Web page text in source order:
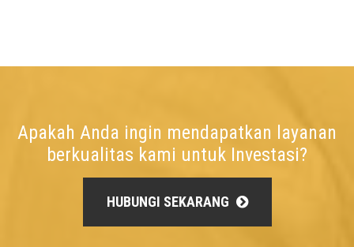
Apakah Anda ingin mendapatkan layanan
berkualitas kami untuk Investasi?
HUBUNGI SEKARANG